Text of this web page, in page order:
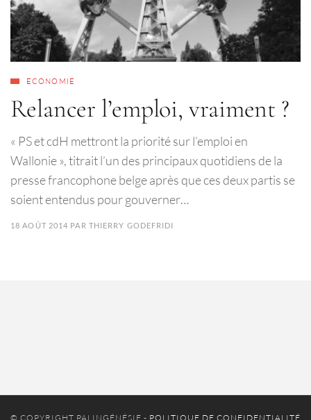
ECONOMIE
Relancer l’emploi, vraiment ?
« PS et cdH mettront la priorité sur l’emploi en
Wallonie », titrait l’un des principaux quotidiens de la
presse francophone belge après que ces deux partis se
soient entendus pour gouverner…
18 AOÛT 2014 PAR THIERRY GODEFRIDI
© COPYRIGHT PALINGÉNÉSIE - POLITIQUE DE CONFIDENTIALITÉ